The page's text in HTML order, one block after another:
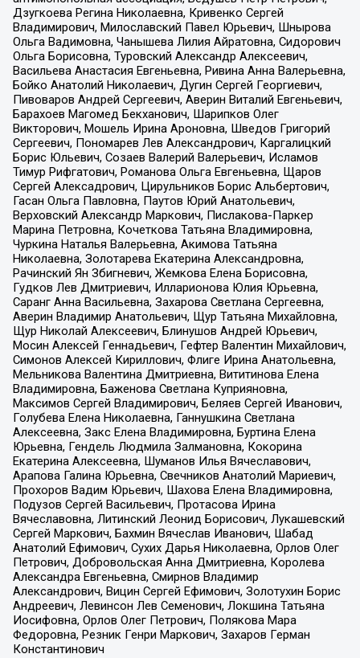
Дзугкоева Регина Николаевна, Кривенко Сергей
Владимирович, Милославский Павел Юрьевич, Шнырова
Ольга Вадимовна, Чанышева Лилия Айратовна, Сидорович
Ольга Борисовна, Туровский Александр Алексеевич,
Васильева Анастасия Евгеньевна, Ривина Анна Валерьевна,
Бойко Анатолий Николаевич, Дугин Сергей Георгиевич,
Пивоваров Андрей Сергеевич, Аверин Виталий Евгеньевич,
Барахоев Магомед Бекханович, Шарипков Олег
Викторович, Мошель Ирина Ароновна, Шведов Григорий
Сергеевич, Пономарев Лев Александрович, Каргалицкий
Борис Юльевич, Созаев Валерий Валерьевич, Исламов
Тимур Рифгатович, Романова Ольга Евгеньевна, Щаров
Сергей Алексадрович, Цирульников Борис Альбертович,
Гасан Ольга Павловна, Паутов Юрий Анатольевич,
Верховский Александр Маркович, Пислакова-Паркер
Марина Петровна, Кочеткова Татьяна Владимировна,
Чуркина Наталья Валерьевна, Акимова Татьяна
Николаевна, Золотарева Екатерина Александровна,
Рачинский Ян Збигневич, Жемкова Елена Борисовна,
Гудков Лев Дмитриевич, Илларионова Юлия Юрьевна,
Саранг Анна Васильевна, Захарова Светлана Сергеевна,
Аверин Владимир Анатольевич, Щур Татьяна Михайловна,
Щур Николай Алексеевич, Блинушов Андрей Юрьевич,
Мосин Алексей Геннадьевич, Гефтер Валентин Михайлович,
Симонов Алексей Кириллович, Флиге Ирина Анатольевна,
Мельникова Валентина Дмитриевна, Вититинова Елена
Владимировна, Баженова Светлана Куприяновна,
Максимов Сергей Владимирович, Беляев Сергей Иванович,
Голубева Елена Николаевна, Ганнушкина Светлана
Алексеевна, Закс Елена Владимировна, Буртина Елена
Юрьевна, Гендель Людмила Залмановна, Кокорина
Екатерина Алексеевна, Шуманов Илья Вячеславович,
Арапова Галина Юрьевна, Свечников Анатолий Мариевич,
Прохоров Вадим Юрьевич, Шахова Елена Владимировна,
Подузов Сергей Васильевич, Протасова Ирина
Вячеславовна, Литинский Леонид Борисович, Лукашевский
Сергей Маркович, Бахмин Вячеслав Иванович, Шабад
Анатолий Ефимович, Сухих Дарья Николаевна, Орлов Олег
Петрович, Добровольская Анна Дмитриевна, Королева
Александра Евгеньевна, Смирнов Владимир
Александрович, Вицин Сергей Ефимович, Золотухин Борис
Андреевич, Левинсон Лев Семенович, Локшина Татьяна
Иосифовна, Орлов Олег Петрович, Полякова Мара
Федоровна, Резник Генри Маркович, Захаров Герман
Константинович